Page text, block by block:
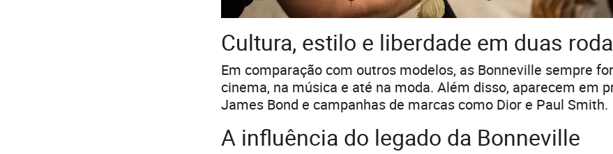
Cultura, estilo e liberdade em duas
Em comparação com outros modelos, as Bonneville sempre
cinema, na música e até na moda. Além disso, aparecem em
James Bond e campanhas de marcas como Dior e Paul Smith.
A influência do legado da Bonneville